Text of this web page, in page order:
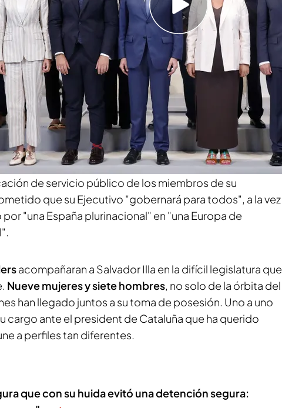
posesión de sus cargos el
nuevo Govern catalán
frente.Según informan Marina Pérez y Carlota Núñez
presidente de la Generalitat quiere un ejecutivo de
areconciliar a la sociedad catalanatras años de
ha contado con dos consellers de la antigua CIU. Illa ha
de servicio público de los miembros de su
que su Ejecutivo "gobernará para todos", a la vez
"una España plurinacional" en "una Europa de
acompañaran a Salvador Illa en la difícil legislatura que
Nueve mujeres y siete hombres, no solo de la órbita del
han llegado juntos a su toma de posesión. Uno a uno
cargo ante el president de Cataluña que ha querido
a perfiles tan diferentes.
que con su huida evitó una detención segura: